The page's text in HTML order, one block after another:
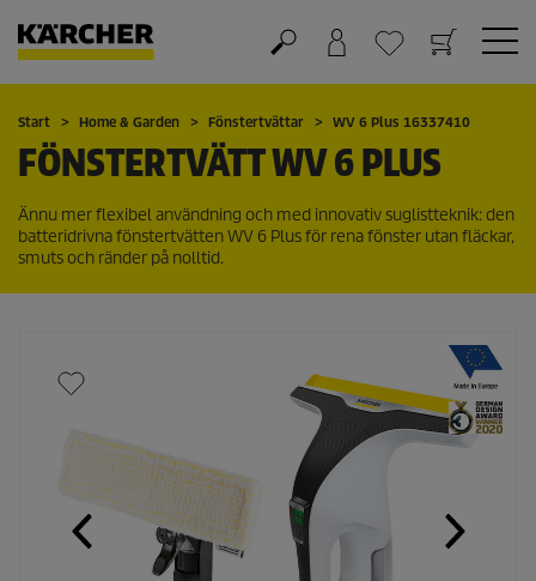
Varukorg
Önskelista
Start Home & Garden Fönstertvättar WV 6 Plus 16337410
FÖNSTERTVÄTT WV 6 PLUS
Ännu mer flexibel användning och med innovativ suglistteknik: den
batteridrivna fönstertvätten WV 6 Plus för rena fönster utan fläckar,
smuts och ränder på nolltid.